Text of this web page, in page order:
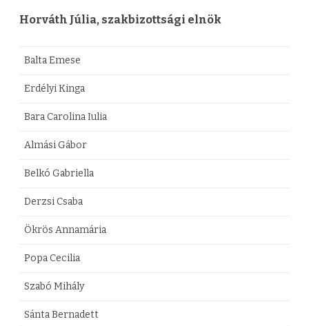
Horváth Júlia, szakbizottsági elnök
Balta Emese
Erdélyi Kinga
Bara Carolina Iulia
Almási Gábor
Belkó Gabriella
Derzsi Csaba
Ökrös Annamária
Popa Cecilia
Szabó Mihály
Sánta Bernadett